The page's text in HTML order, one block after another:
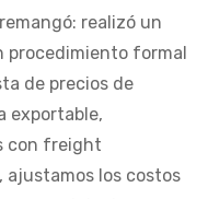
realizó un
procedimiento formal
de precios de
exportable,
con freight
ajustamos los costos